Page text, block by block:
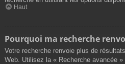
Haut
Pourquoi ma recherche
Votre recherche renvoie plus de
Web. Utilisez la « Recherche avancée